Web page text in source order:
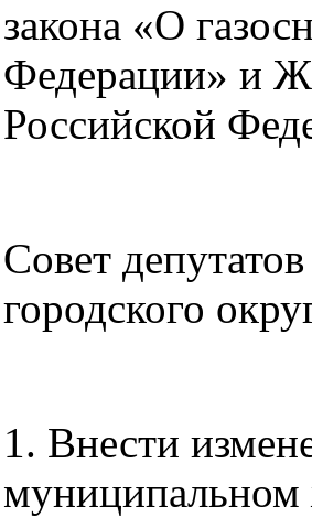
закона «О
Федерации» и
Российской
Совет
городского
1. Внести